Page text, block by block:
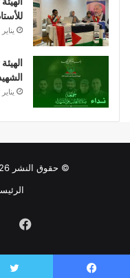
يناير 12, 2026
يناير 1, 2026
© حقوق النشر 2026، جميع الحقوق محفوظة |